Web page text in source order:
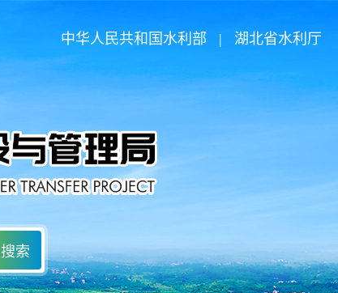
中华人民共和国水利部 | 湖北省水利厅
搜索